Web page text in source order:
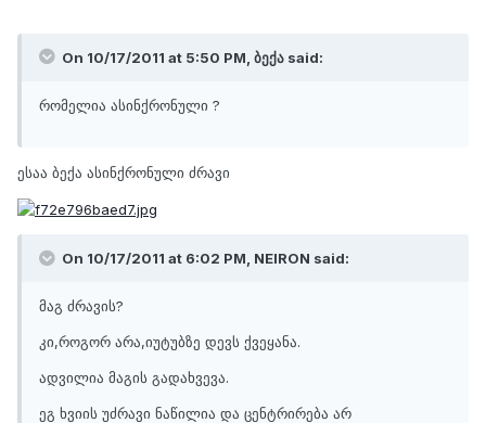
On 10/17/2011 at 5:50 PM, ბექა said:
რომელია ასინქრონული ?
ესაა ბექა ასინქრონული ძრავი
On 10/17/2011 at 6:02 PM, NEIRON said:
მაგ ძრავის?
კი,როგორ არა,იუტუბზე დევს ქვეყანა.
ადვილია მაგის გადახვევა.
ეგ ხვიის უძრავი ნაწილია და ცენტრირება არ